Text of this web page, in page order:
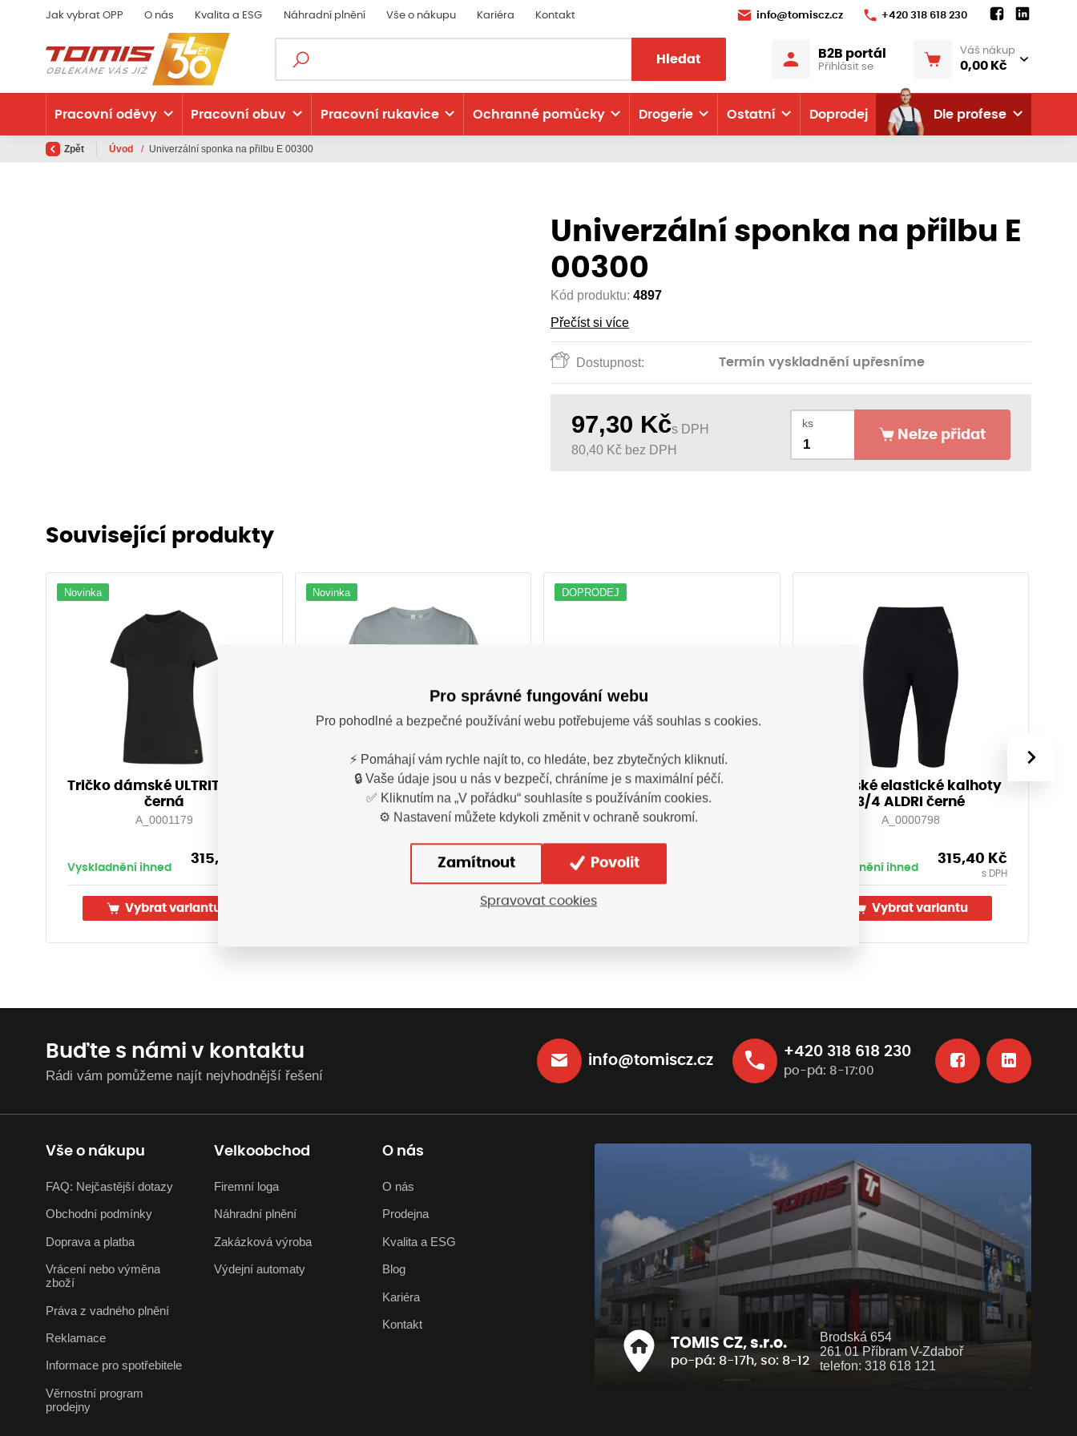
Jak vybrat OPP O nás Kvalita a ESG Náhradní plnění Vše o nákupu Kariéra Kontakt info@tomiscz.cz +420 318 618 230
Hledat B2B portál
Přihlásit se
Váš nákup
0,00 Kč
Pracovní oděvy Pracovní obuv Pracovní rukavice Ochranné pomůcky Drogerie Ostatní Doprodej Dle profese
Zpět Úvod / Univerzální sponka na přilbu E 00300
Univerzální sponka na přilbu E
00300
Kód produktu: 4897
Přečíst si více
Dostupnost: Termín vyskladnění upřesníme
97,30 Kčs DPH
80,40 Kč bez DPH
ks
Nelze přidat
Související produkty
Novinka
Tričko dámské ULTRITE®GO!
černá
A_0001179
Vyskladnění ihned
315,00
Vybrat variantu
Novinka
Tričko pánské ESTORIL (S-
2XL)
O208108
154,60Kč
DOPRODEJ
Obuv BNN Barefoot SPORT
white/green (35-46)-
Doprodej!
B301991
Vyskladnění ihned
Dámské elastické kalhoty
3/4 ALDRI černé
A_0000798
Vyskladnění ihned
315,40 Kč
s DPH
Vybrat variantu
›
Buďte s námi v kontaktu
Rádi vám pomůžeme najít nejvhodnější řešení
info@tomiscz.cz
+420 318 618 230
po-pá: 8-17:00
Vše o nákupu
FAQ: Nejčastější dotazy
Obchodní podmínky
Doprava a platba
Vrácení nebo výměna
zboží
Práva z vadného plnění
Reklamace
Informace pro spotřebitele
Věrnostní program
prodejny
Velkoobchod
Firemní loga
Náhradní plnění
Zakázková výroba
Výdejní automaty
O nás
O nás
Prodejna
Kvalita a ESG
Blog
Kariéra
Kontakt
TOMIS CZ, s.r.o.
po-pá: 8-17h, so: 8-12
Brodská 654
261 01 Příbram V-Zdaboř
telefon: 318 618 121
Pro správné fungování webu
Pro pohodlné a bezpečné používání webu potřebujeme váš souhlas s cookies.
⚡ Pomáhají vám rychle najít to, co hledáte, bez zbytečných kliknutí.
🔒 Vaše údaje jsou u nás v bezpečí, chráníme je s maximální péčí.
✅ Kliknutím na „V pořádku“ souhlasíte s používáním cookies.
⚙️ Nastavení můžete kdykoli změnit v ochraně soukromí.
Zamítnout Povolit
Spravovat cookies